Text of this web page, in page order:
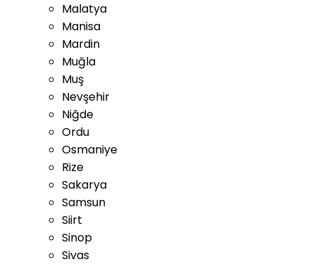
Malatya
Manisa
Mardin
Muğla
Muş
Nevşehir
Niğde
Ordu
Osmaniye
Rize
Sakarya
Samsun
Siirt
Sinop
Sivas